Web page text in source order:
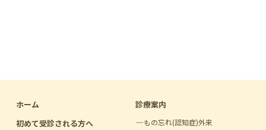
ホーム
初めて受診される方へ
診療案内
もの忘れ(認知症)外来